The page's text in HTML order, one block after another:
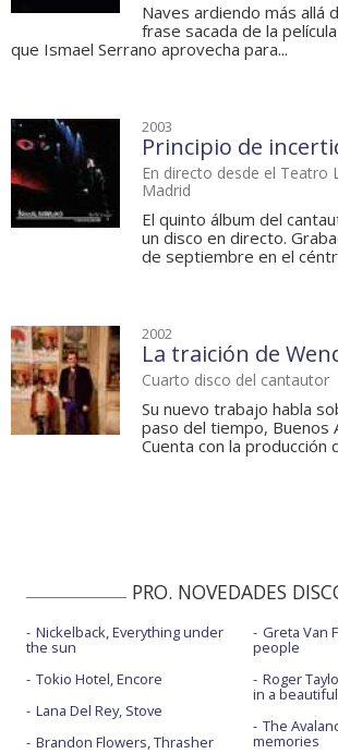
Naves ardiendo más allá
frase sacada de la
que Ismael Serrano aprovecha para...
2003
Principio de
En directo desde el Teatro
Madrid
El quinto álbum del
un disco en directo.
de septiembre en el
2002
La traición de
Cuarto disco del cantautor
Su nuevo trabajo habla
paso del tiempo, Buenos
Cuenta con la producción
PRO. NOVEDADES
Nickelback, Everything under
the sun
Tokio Hotel, Encore
Lana Del Rey, Stove
Brandon Flowers, Thrasher
Greta Van
people
Roger
in a
The
memories